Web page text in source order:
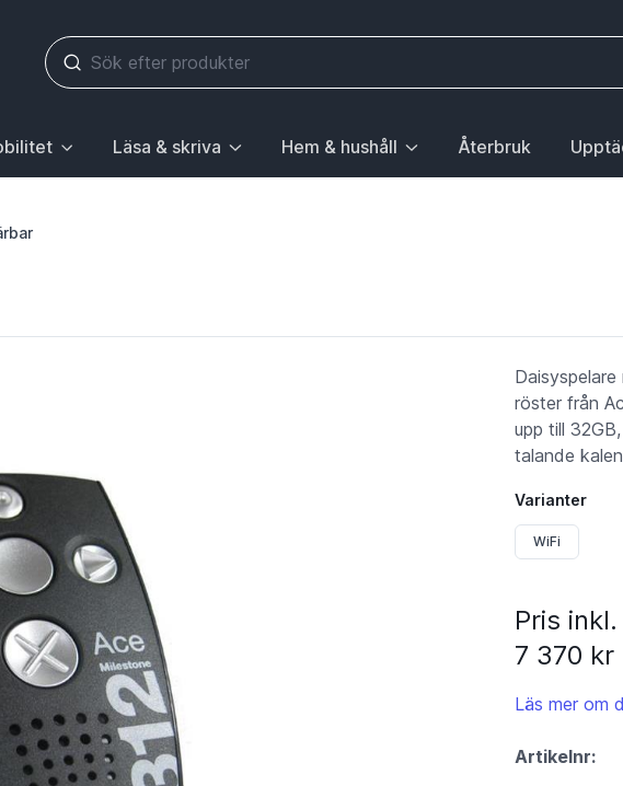
till sidan Klockor, välj första posten: Gå till sida.
För att gå till sidan Elektronik, välj första posten: Gå till sida.
med undermeny. För att gå till sidan Mobilitet, välj första posten: Gå
Läsa & skriva
Huvudrubrik med undermeny. För att gå till sidan Läsa & skriva,
Hem & hushåll
Huvudrubrik med undermeny. För att gå till
Återbruk
röster från
upp till
talande
Varianter
WiFi
Pris
7 370 kr
Läs mer om
Artikelnr: